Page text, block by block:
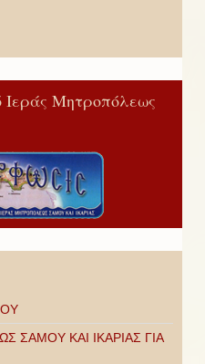
Ιεράς Μητροπόλεως
ΣΑΜΟΥ ΚΑΙ ΙΚΑΡΙΑΣ ΓΙΑ